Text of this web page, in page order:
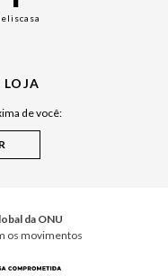
LOJA
de você:
da ONU
os movimentos